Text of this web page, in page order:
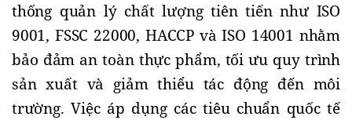
thống quản lý chất lượng tiên tiến như ISO
9001, FSSC 22000, HACCP và ISO 14001 nhằm
bảo đảm an toàn thực phẩm, tối ưu quy trình
sản xuất và giảm thiểu tác động đến môi
trường. Việc áp dụng các tiêu chuẩn quốc tế